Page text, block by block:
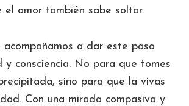
el amor también sabe soltar.
a dar este paso
y consciencia. No para que tomes
sino para que la vivas
Con una mirada compasiva y